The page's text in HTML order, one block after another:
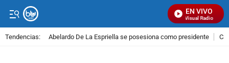
EN VIVO
Señal Visual Radio
Tendencias: Abelardo De La Espriella se posesiona como presidente